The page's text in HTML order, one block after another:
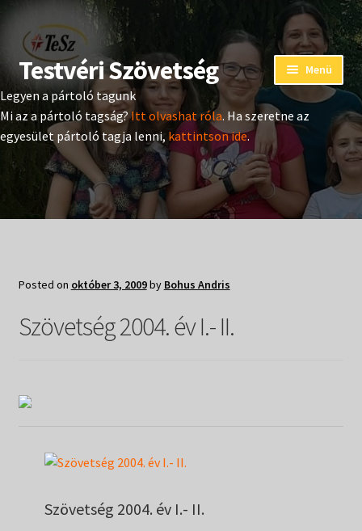
Ugrás
a
navigációhoz
Kilépés
a
tartalomba
Testvéri Szövetség Menü
Eseménynaptár
Adományozás
Pártoló tag belépés
Hírek
Kiadványok
Csendesnapok
Legyen a pártoló tagunk
Mi az a pártoló tagság?Itt olvashat róla. Ha szeretne az
egyesület pártoló tagja lenni, kattintson ide.
Posted on október 3, 2009by Bohus Andris
Szövetség 2004. év I.- II.
Szövetség 2004. év I.- II.